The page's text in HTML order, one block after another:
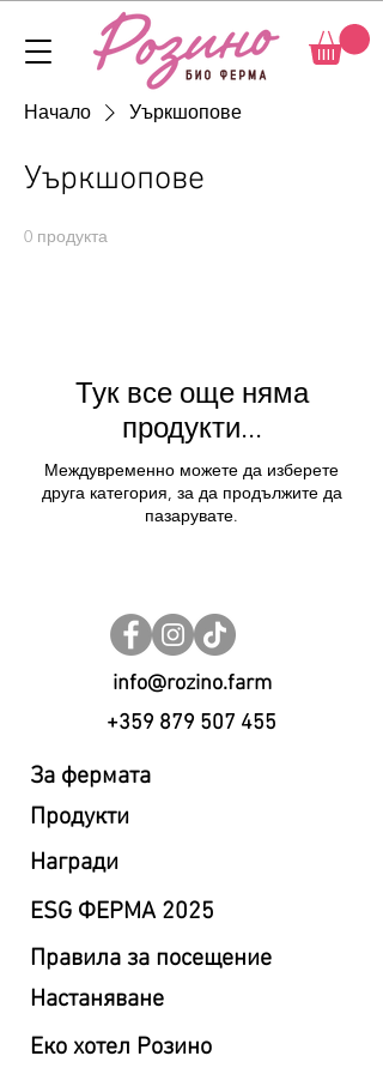
Начало Уъркшопове
Уъркшопове
0 продукта
Тук все още няма
продукти...
Междувременно можете да изберете
друга категория, за да продължите да
пазарувате.
info@rozino.farm
+359 879 507 455
За фермата
Продукти
Награди
ESG ФЕРМА 2025
Правила за посещение
Настаняване
Eко хотел Розино